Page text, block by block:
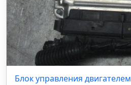
Блок управления двигателем